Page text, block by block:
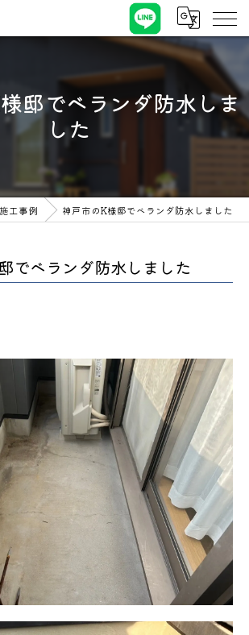
邸でベランダ防水しま
した
施工事例 神戸市のK様邸でベランダ防水しました
でベランダ防水しました